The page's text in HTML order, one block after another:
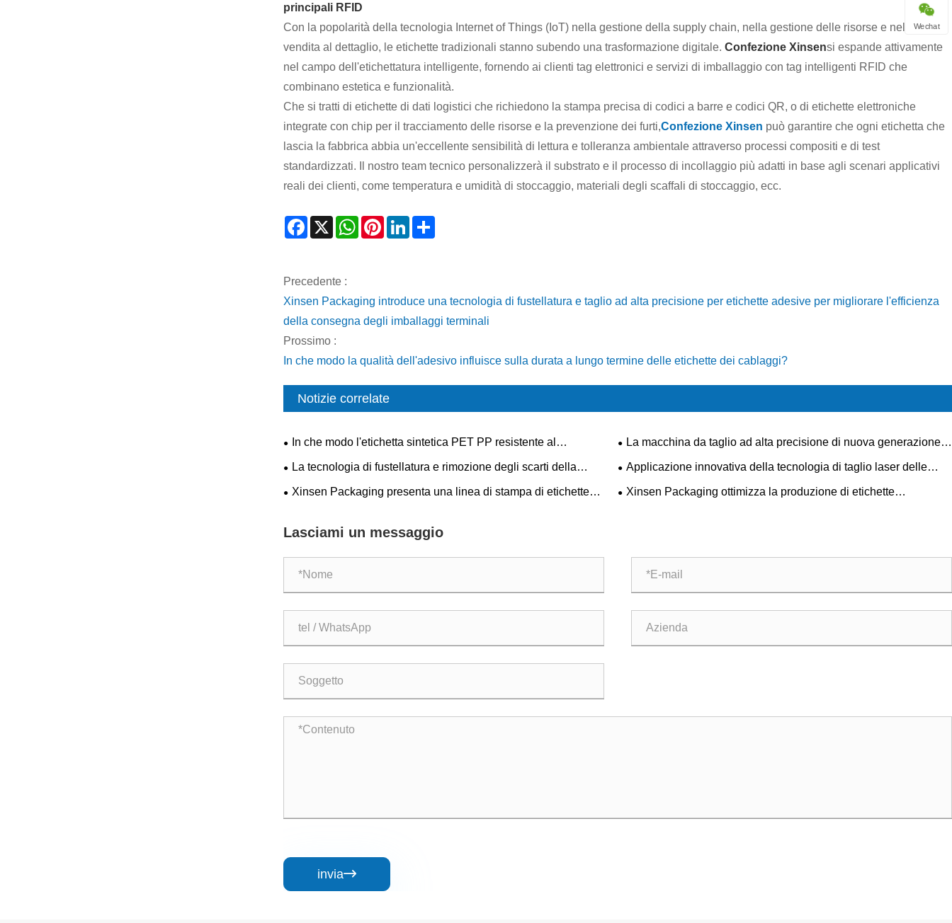
principali RFID
Con la popolarità della tecnologia Internet of Things (IoT) nella gestione della supply chain, nella gestione delle risorse e nella
vendita al dettaglio, le etichette tradizionali stanno subendo una trasformazione digitale. Confezione Xinsensi espande attivamente
nel campo dell'etichettatura intelligente, fornendo ai clienti tag elettronici e servizi di imballaggio con tag intelligenti RFID che
combinano estetica e funzionalità.
Che si tratti di etichette di dati logistici che richiedono la stampa precisa di codici a barre e codici QR, o di etichette elettroniche
integrate con chip per il tracciamento delle risorse e la prevenzione dei furti,Confezione Xinsen può garantire che ogni etichetta che
lascia la fabbrica abbia un'eccellente sensibilità di lettura e tolleranza ambientale attraverso processi compositi e di test
standardizzati. Il nostro team tecnico personalizzerà il substrato e il processo di incollaggio più adatti in base agli scenari applicativi
reali dei clienti, come temperatura e umidità di stoccaggio, materiali degli scaffali di stoccaggio, ecc.
Facebook
X WhatsApp
PinterestLinkedIn
Precedente :
Xinsen Packaging introduce una tecnologia di fustellatura e taglio ad alta precisione per etichette adesive per migliorare l'efficienza
della consegna degli imballaggi terminali
Prossimo :
In che modo la qualità dell'adesivo influisce sulla durata a lungo termine delle etichette dei cablaggi?
Notizie correlate
In che modo l'etichetta sintetica PET PP resistente al
congelamento garantisce prestazioni affidabili in ambienti
La macchina da taglio ad alta precisione di nuova generazione
di Xinsen Packaging ha superato con successo i test ed è stata
La tecnologia di fustellatura e rimozione degli scarti della
fustellatrice per etichette adesive consente di ottenere risultati
Applicazione innovativa della tecnologia di taglio laser delle
etichette nelle fustellatrici ad alta velocità
Xinsen Packaging presenta una linea di stampa di etichette
marchio attraverso imballaggi personalizzati
Xinsen Packaging ottimizza la produzione di etichette
Lasciami un messaggio
invia
Wechat